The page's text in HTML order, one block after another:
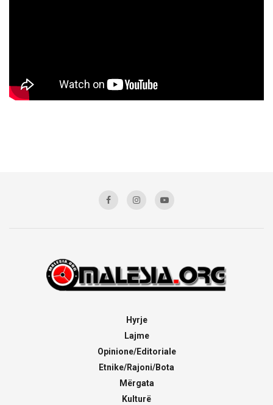
Hyrje
Lajme
Opinione/Editoriale
Etnike/Rajoni/Bota
Mërgata
Kulturë